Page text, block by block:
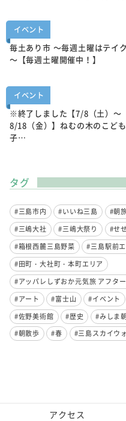
イベント
毎土あり市 ～毎週土曜はテイ
～【毎週土曜開催中！】
イベント
※終了しました【7/8（土）～
8/18（金）】ねむの木のこど
子…
タグ
#三島市内 #いいね三島 #朝
#三嶋大社
#三嶋大祭り #せ
#箱根西麓三島野菜
#三島駅前
#田町・大社町・本町エリア
#アッパレしずおか元気旅 アフタ
#アート
#富士山 #イベント
#佐野美術館
#歴史 #みしま
#朝散歩
#春 #三島スカイウ
アクセス